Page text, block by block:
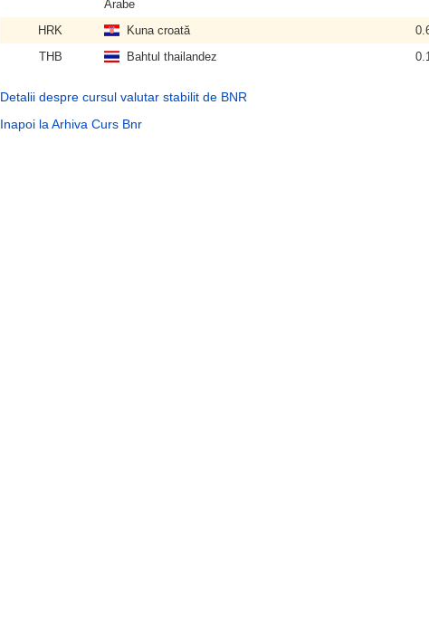
Arabe
HRK Kuna croată
THB
Bahtul thailandez
Detalii despre cursul valutar stabilit de BNR
Inapoi la Arhiva Curs Bnr